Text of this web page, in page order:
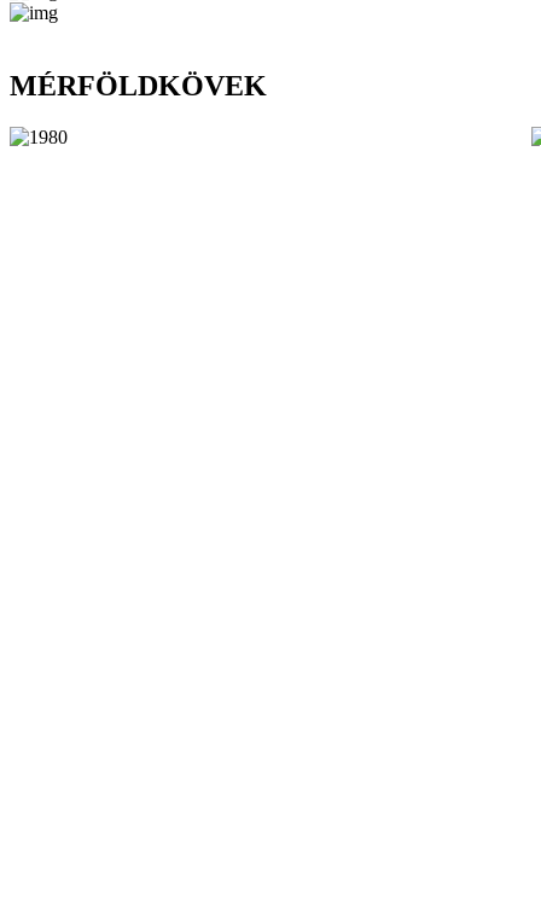
MÉRFÖLDKÖVEK